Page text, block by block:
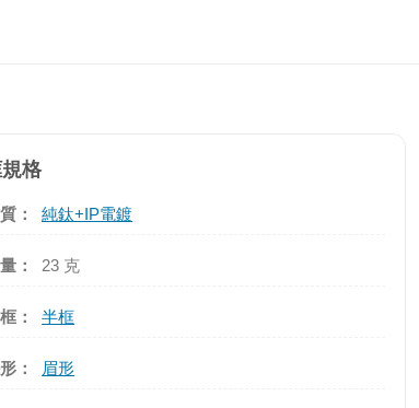
格
： 純鈦+IP電鍍
： 23 克
： 半框
： 眉形